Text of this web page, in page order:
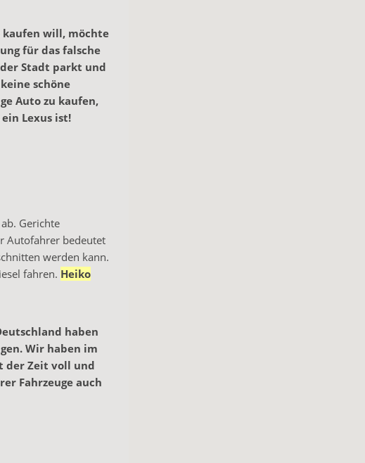
kaufen will, möchte
für das falsche
Stadt parkt und
schöne
Auto zu kaufen,
Lexus ist!
Gerichte
Autofahrer bedeutet
werden kann.
fahren. Heiko
haben
Wir haben im
der Zeit voll und
Fahrzeuge auch